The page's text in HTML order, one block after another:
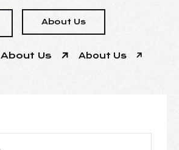
About Us
About Us About Us